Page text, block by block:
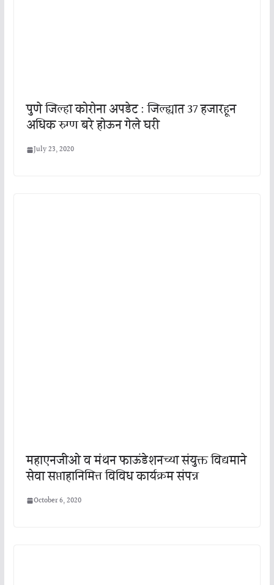
पुणे जिल्हा कोरोना अपडेट : जिल्ह्यात 37 हजारहून
अधिक रुग्ण बरे होऊन गेले घरी
July 23, 2020
महाएनजीओ व मंथन फाऊंडेशनच्या संयुक्त विद्यमाने
सेवा सप्ताहानिमित्त विविध कार्यक्रम संपन्न
October 6, 2020